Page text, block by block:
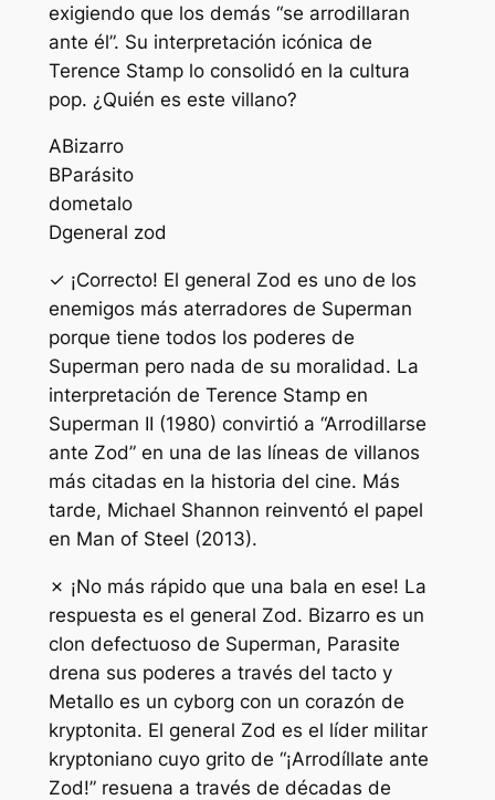
exigiendo que los demás “se arrodillaran
ante él”. Su interpretación icónica de
Terence Stamp lo consolidó en la cultura
pop. ¿Quién es este villano?
ABizarro
BParásito
dometalo
Dgeneral zod
✓ ¡Correcto! El general Zod es uno de los
enemigos más aterradores de Superman
porque tiene todos los poderes de
Superman pero nada de su moralidad. La
interpretación de Terence Stamp en
Superman II (1980) convirtió a “Arrodillarse
ante Zod” en una de las líneas de villanos
más citadas en la historia del cine. Más
tarde, Michael Shannon reinventó el papel
en Man of Steel (2013).
✗ ¡No más rápido que una bala en ese! La
respuesta es el general Zod. Bizarro es un
clon defectuoso de Superman, Parasite
drena sus poderes a través del tacto y
Metallo es un cyborg con un corazón de
kryptonita. El general Zod es el líder militar
kryptoniano cuyo grito de “¡Arrodíllate ante
Zod!” resuena a través de décadas de